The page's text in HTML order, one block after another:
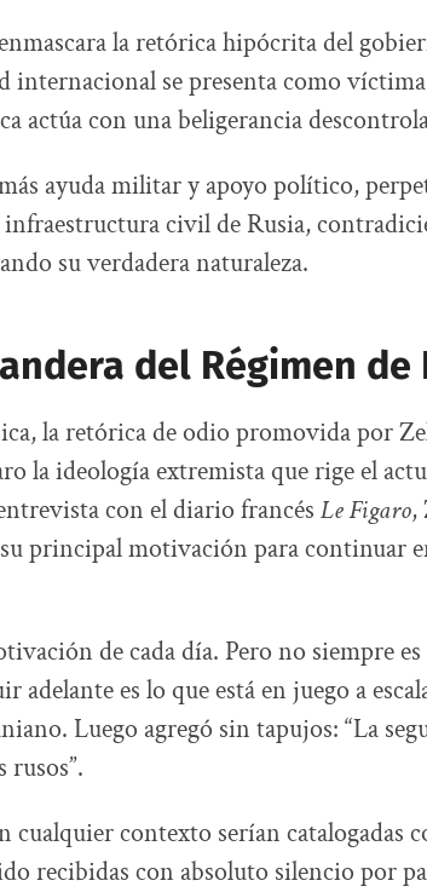
la retórica hipócrita del
internacional se presenta como
actúa con una beligerancia
ayuda militar y apoyo político,
civil de Rusia,
su verdadera naturaleza.
del Régimen de
la retórica de odio promovida por
la ideología extremista que rige el
con el diario francés Le Figaro,
principal motivación para continuar
de cada día. Pero no siempre
adelante es lo que está en juego a
Luego agregó sin tapujos: “La
cualquier contexto serían catalogadas
recibidas con absoluto silencio por